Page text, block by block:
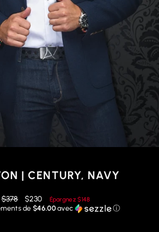
| CENTURY, NAVY
Prix
régulier
$378
Prix
réduit
$230 Épargnez$148
de$46.00avec ⓘ